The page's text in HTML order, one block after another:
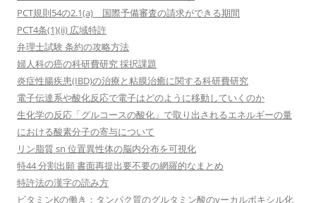
PCT規則54の2.1(a) 国際予備審査の請求ができる期間
PCT4条(1)(ii) 広域特許
弁理士試験 条約の攻略方法
婦人科の癌の科研費研究 採択課題
炎症性腸疾患(IBD)の治療と粘膜治癒に関する科研費研究
電子伝達系や酸化反応で電子はどのように移動していくのか
生化学の反応「グルコースの酸化」で取り出されるエネルギーの量
における酸素分子の寄与について
リン脂質 sn 位置異性体の脳内分布を可視化
特44 分割出願 書面再提出要不要の網羅的なまとめ
特許法の漢字の読み方
ビタミンKの働き：タンパク質のグルタミン酸のγーカルボキシル化